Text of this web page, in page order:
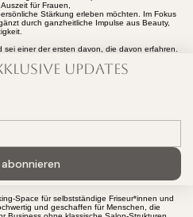
für Frauen,
Stärkung erleben möchten. Im Fokus
durch ganzheitliche Impulse aus Beauty,
sei einer der ersten davon, die davon erfahren.
Updates
Space für selbstständige Friseur*innen und
und geschaffen für Menschen, die